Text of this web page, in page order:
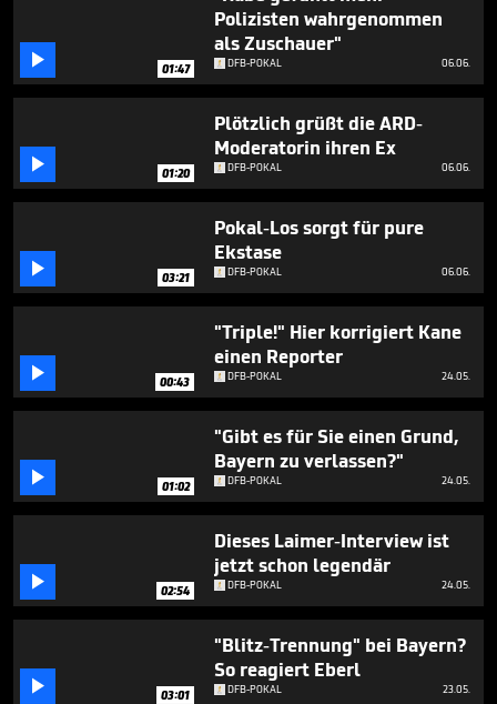
seconds
 01:47
Polizisten wahrgenommen
als Zuschauer"
DFB-POKAL 06.06.
 01:20
Plötzlich grüßt die ARD-
Moderatorin ihren Ex
DFB-POKAL 06.06.
 03:21
Pokal-Los sorgt für pure
Ekstase
DFB-POKAL 06.06.
 00:43
"Triple!" Hier korrigiert Kane
einen Reporter
DFB-POKAL 24.05.
 01:02
"Gibt es für Sie einen Grund,
Bayern zu verlassen?"
DFB-POKAL 24.05.
 02:54
Dieses Laimer-Interview ist
jetzt schon legendär
DFB-POKAL 24.05.
 03:01
"Blitz-Trennung" bei Bayern?
So reagiert Eberl
DFB-POKAL 23.05.